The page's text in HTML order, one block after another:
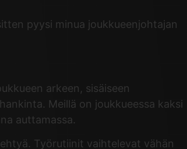
pyysi minua joukkueenjohtajan
arkeen, sisäiseen
Meillä on joukkueessa kaksi
auttamassa.
Työrutiinit vaihtelevat vähän